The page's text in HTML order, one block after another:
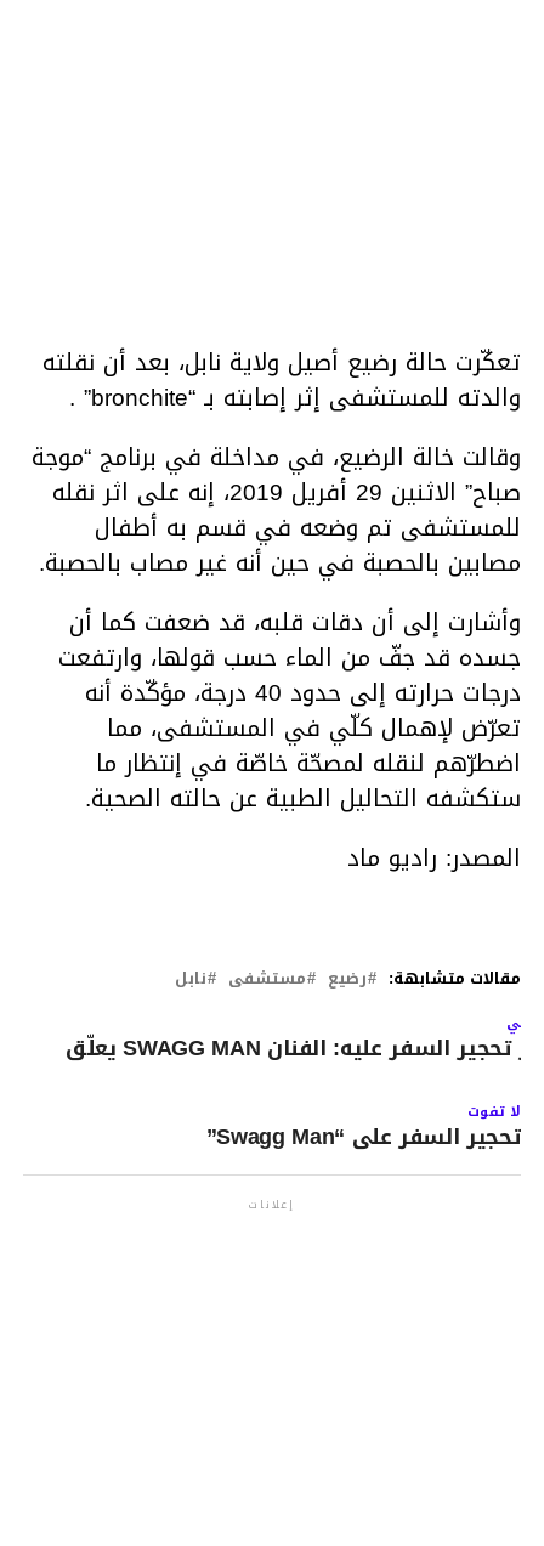
تعكّرت حالة رضيع أصيل ولاية نابل، بعد أن نقلته
والدته للمستشفى إثر إصابته بـ “bronchite” .
وقالت خالة الرضيع، في مداخلة في برنامج “موجة
صباح” الاثنين 29 أفريل 2019، إنه على اثر نقله
للمستشفى تم وضعه في قسم به أطفال
مصابين بالحصبة في حين أنه غير مصاب بالحصبة.
وأشارت إلى أن دقات قلبه، قد ضعفت كما أن
جسده قد جفّ من الماء حسب قولها، وارتفعت
درجات حرارته إلى حدود 40 درجة، مؤكّدة أنه
تعرّض لإهمال كلّي في المستشفى، مما
اضطرّهم لنقله لمصحّة خاصّة في إنتظار ما
ستكشفه التحاليل الطبية عن حالته الصحية.
المصدر: راديو ماد
مقالات متشابهة: رضيع مستشفى نابل
إثر تحجير السفر عليه: الفنان SWAGG MAN يعلّق
لا تفوت
تحجير السفر على “Swagg Man”
إعلانات